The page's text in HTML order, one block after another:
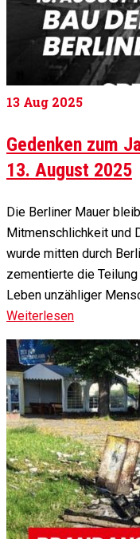
13 Aug 2025
Gedenken zum
13. August 2025
Die Berliner Mauer
Mitmenschlichkeit und
wurde mitten durch
zementierte die
Leben unzähliger
Weiterlesen